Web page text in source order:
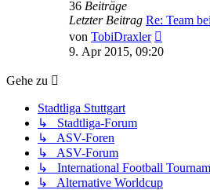
36 Beiträge
Letzter Beitrag Re: Team
von TobiDraxler
Beitrag
9. Apr 2015, 09:20
Gehe zu
Stadtliga Stuttgart
↳ Stadtliga-Forum
↳ ASV-Foren
↳ ASV-Forum
↳ International Football
↳ Alternative Worldcup